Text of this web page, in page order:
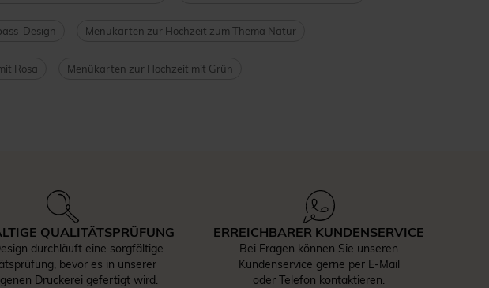
Design Menükarten zur Hochzeit zum Thema Natur
Rosa Menükarten zur Hochzeit mit Grün
QUALITÄTSPRÜFUNG
durchläuft eine sorgfältige
bevor es in unserer
Druckerei gefertigt wird.
ERREICHBARER KUNDENSERVICE
Bei Fragen können Sie unseren
Kundenservice gerne per E-Mail
oder Telefon kontaktieren.